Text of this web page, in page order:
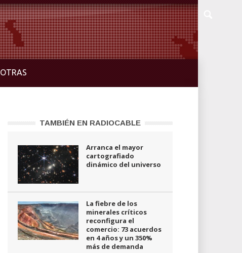
OTRAS
TAMBIÉN EN RADIOCABLE
Arranca el mayor
cartografiado
dinámico del universo
La fiebre de los
minerales críticos
reconfigura el
comercio: 73 acuerdos
en 4 años y un 350%
más de demanda